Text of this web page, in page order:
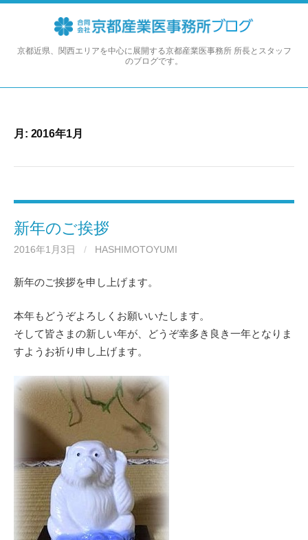
コ
京都近県、関西エリアを中心に展開する京都産業医事務所 所長とスタッフ
のブログです。
月: 2016年1月
新年のご挨拶
2016年1月3日 / HASHIMOTOYUMI
新年のご挨拶を申し上げます。
本年もどうぞよろしくお願いいたします。
そして皆さまの新しい年が、どうぞ幸多き良き一年となりま
すようお祈り申し上げます。